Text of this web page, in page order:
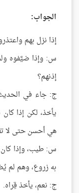
الجواب:
إذا نزل بهم
س: وإذا ضيَّفوه
إذنهم؟
ج: جاء في
يأخذ، لكن إذا
هي أحسن حتى لا
س: طيب، وإذا كان
به زروع، وهم لم
ج: نعم، يأخذ قِراه.